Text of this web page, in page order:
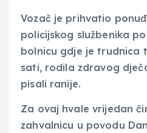
Vozač je prihvatio
policijskog službenika
bolnicu gdje je trudnica
sati, rodila zdravog
pisali ranije.
Za ovaj hvale vrijedan
zahvalnicu u povodu